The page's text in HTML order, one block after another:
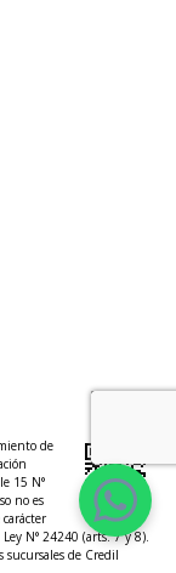
de
15 N°
no es
N° 24240 (arts. 7 y 8).
sucursales de Credil